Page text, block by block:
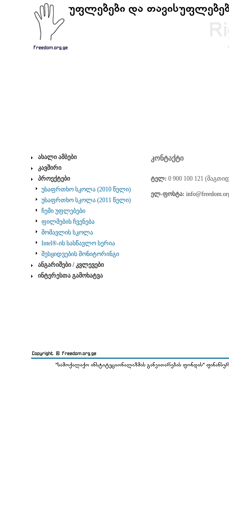
ახალი ამბები
კავშირი
პროექტები
უსაფრთხო სკოლა (2010 წელი)
უსაფრთხო სკოლა (2011 წელი)
ჩემი უფლებები
ფილმების ჩვენება
მომავლის სკოლა
Intel®-ის სასწავლო სერია
შესყიდვების მონიტორინგი
ანგარიშები / კვლევები
ინტერესთა გამოხატვა
კონტაქტი
ტელ: 0 900 100 121
ელ-ფოსტა: